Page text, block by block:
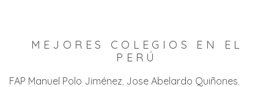
MEJORES COLEGIOS EN EL
PERÚ
FAP Manuel Polo Jiménez Jose Abelardo Quiñones